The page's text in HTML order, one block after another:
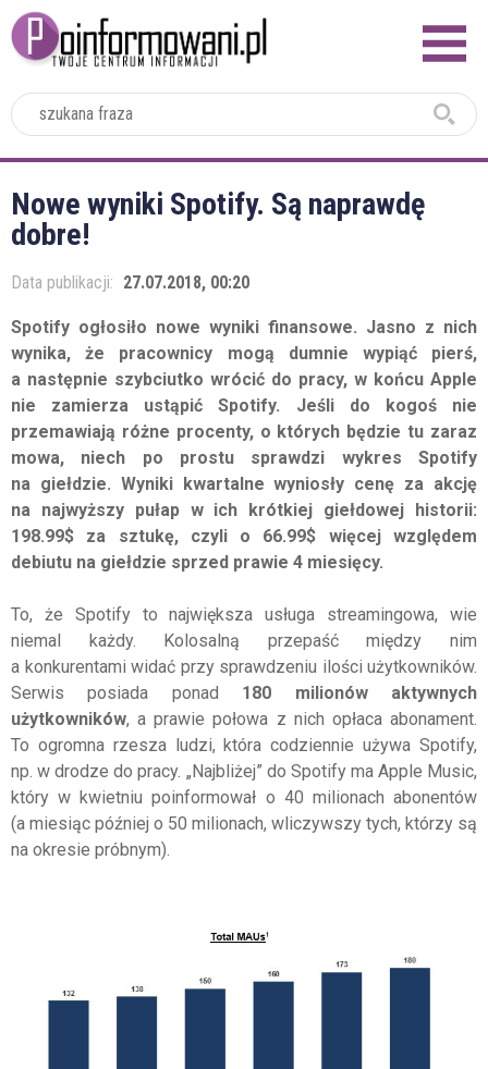
Nowe wyniki Spotify. Są naprawdę
dobre!
Data publikacji: 27.07.2018, 00:20
Spotify ogłosiło nowe wyniki finansowe. Jasno z nich
wynika, że pracownicy mogą dumnie wypiąć pierś,
a następnie szybciutko wrócić do pracy, w końcu Apple
nie zamierza ustąpić Spotify. Jeśli do kogoś nie
przemawiają różne procenty, o których będzie tu zaraz
mowa, niech po prostu sprawdzi wykres Spotify
na giełdzie. Wyniki kwartalne wyniosły cenę za akcję
na najwyższy pułap w ich krótkiej giełdowej historii:
198.99$ za sztukę, czyli o 66.99$ więcej względem
debiutu na giełdzie sprzed prawie 4 miesięcy.
To, że Spotify to największa usługa streamingowa, wie
niemal każdy. Kolosalną przepaść między nim
a konkurentami widać przy sprawdzeniu ilości użytkowników.
Serwis posiada ponad 180 milionów aktywnych
użytkowników, a prawie połowa z nich opłaca abonament.
To ogromna rzesza ludzi, która codziennie używa Spotify,
np. w drodze do pracy. „Najbliżej” do Spotify ma Apple Music,
który w kwietniu poinformował o 40 milionach abonentów
(a miesiąc później o 50 milionach, wliczywszy tych, którzy są
na okresie próbnym).